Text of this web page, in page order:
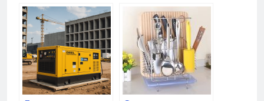
практичность и
удобство в одном
услуги и
альтернативные
методы